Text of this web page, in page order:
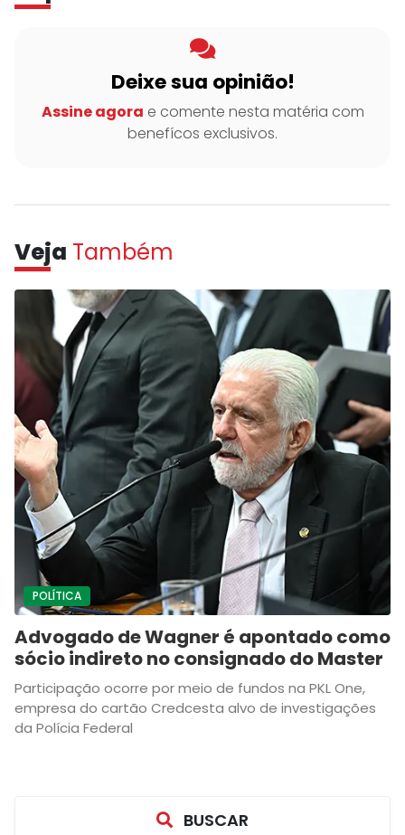
Deixe sua opinião!
Assine agora e comente nesta matéria com
benefícos exclusivos.
Veja Também
POLÍTICA
Advogado de Wagner é apontado como
sócio indireto no consignado do Master
Participação ocorre por meio de fundos na PKL One,
empresa do cartão Credcesta alvo de investigações
da Polícia Federal
BUSCAR